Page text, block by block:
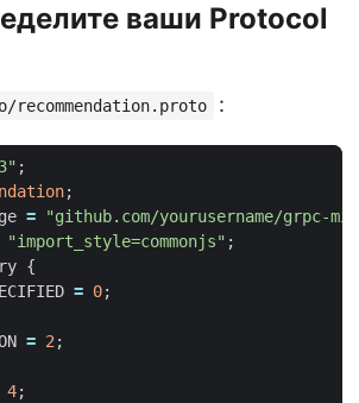
ваши Protocol
recommendation.proto :
;
;
=
"github.com/yourusername/grpc-
"import_style=commonjs" ;
{
= 0;
= 2;
4;